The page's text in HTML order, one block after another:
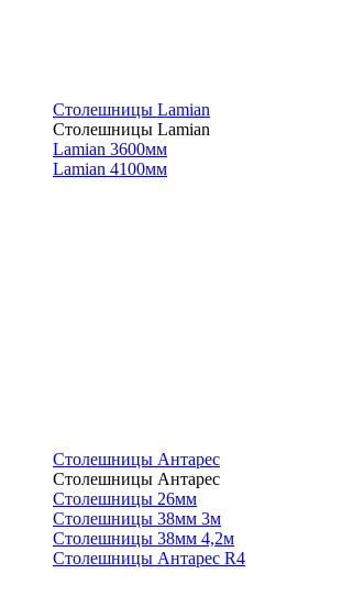
Столешницы Lamian
Столешницы Lamian
Lamian 3600мм
Lamian 4100мм
Столешницы Антарес
Столешницы Антарес
Столешницы 26мм
Столешницы 38мм 3м
Столешницы 38мм 4,2м
Столешницы Антарес R4